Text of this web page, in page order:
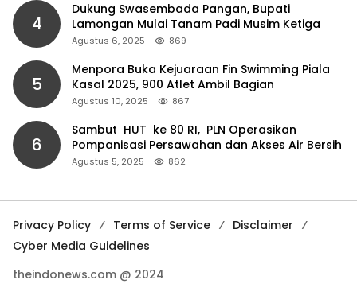
4
Dukung Swasembada Pangan, Bupati
Lamongan Mulai Tanam Padi Musim Ketiga
Agustus 6, 2025 869
5
Menpora Buka Kejuaraan Fin Swimming Piala
Kasal 2025, 900 Atlet Ambil Bagian
Agustus 10, 2025 867
6
Sambut HUT ke 80 RI, PLN Operasikan
Pompanisasi Persawahan dan Akses Air Bersih
Agustus 5, 2025 862
Privacy Policy Terms of Service
Disclaimer
Cyber Media Guidelines
theindonews.com @ 2024